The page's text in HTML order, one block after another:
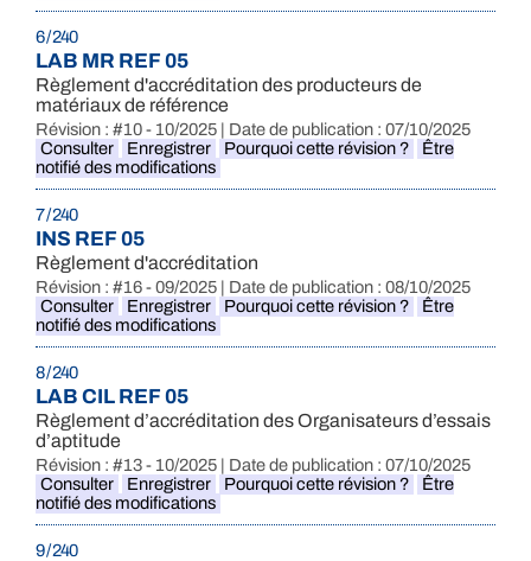
6 / 240
LAB MR REF 05
Règlement d'accréditation des producteurs de
matériaux de référence
Révision : #10 - 10/2025 | Date de publication : 07/10/2025
Consulter
Enregistrer Pourquoi cette révision ?
Être
notifié des modifications
7 / 240
INS REF 05
Règlement d'accréditation
Révision : #16 - 09/2025 | Date de publication : 08/10/2025
Consulter
Enregistrer Pourquoi cette révision ?
Être
notifié des modifications
8 / 240
LAB CIL REF 05
Règlement d’accréditation des Organisateurs d’essais
d’aptitude
Révision : #13 - 10/2025 | Date de publication : 07/10/2025
Consulter
Enregistrer Pourquoi cette révision ?
Être
notifié des modifications
9 / 240